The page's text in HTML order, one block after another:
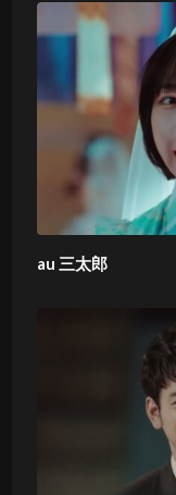
au 三太郎